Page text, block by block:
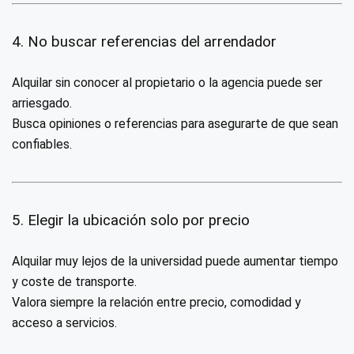
4. No buscar referencias del arrendador
Alquilar sin conocer al propietario o la agencia puede ser
arriesgado.
Busca opiniones o referencias para asegurarte de que sean
confiables.
5. Elegir la ubicación solo por precio
Alquilar muy lejos de la universidad puede aumentar tiempo
y coste de transporte.
Valora siempre la relación entre precio, comodidad y
acceso a servicios.